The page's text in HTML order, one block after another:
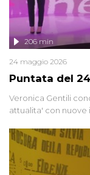
Puntata del
206 min
24 maggio 2026
Veronica Gentili
attualita' con nuove